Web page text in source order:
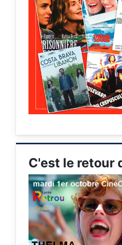
C'est le retour